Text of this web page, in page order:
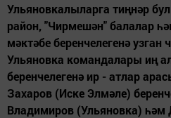
Ульяновкалыларга тиңнәр
район, "Чирмешән" балалар
мәктәбе беренчелегенә
Ульяновка командалары иң
беренчелегенә ир - атлар
Захаров (Иске Элмәле)
Владимиров (Ульяновка) һәм